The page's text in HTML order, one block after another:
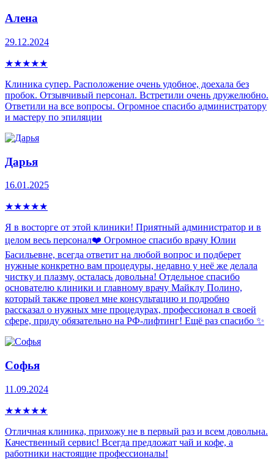
Алена
29.12.2024
★★★★★
Клиника супер. Расположение очень удобное, доехала без
пробок. Отзывчивый персонал. Встретили очень дружелюбно.
Ответили на все вопросы. Огромное спасибо администратору
и мастеру по эпиляции
Дарья
16.01.2025
★★★★★
Я в восторге от этой клиники! Приятный администратор и в
целом весь персонал❤️ Огромное спасибо врачу Юлии
Басильевне, всегда ответит на любой вопрос и подберет
нужные конкретно вам процедуры, недавно у неё же делала
чистку и плазму, осталась довольна! Отдельное спасибо
основателю клиники и главному врачу Майклу Полино,
который также провел мне консультацию и подробно
рассказал о нужных мне процедурах, профессионал в своей
сфере, приду обязательно на РФ-лифтинг! Ещё раз спасибо ✨
Софья
11.09.2024
★★★★★
Отличная клиника, прихожу не в первый раз и всем довольна.
Качественный сервис! Всегда предложат чай и кофе, а
работники настоящие профессионалы!